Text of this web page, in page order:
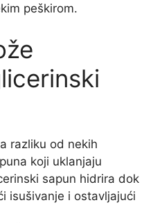
peškirom.
razliku od nekih
koji uklanjaju
sapun hidrira dok
isušivanje i ostavljajući